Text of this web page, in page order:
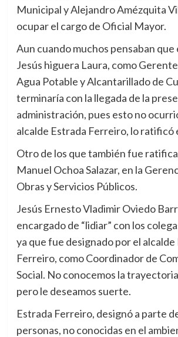
Municipal y Alejandro Amézquita
ocupar el cargo de Oficial Mayor.
Aun cuando muchos pensaban que
Jesús higuera Laura, como
Agua Potable y Alcantarillado de
terminaría con la llegada de la
administración, pues esto no
alcalde Estrada Ferreiro, lo ratificó
Otro de los que también fue
Manuel Ochoa Salazar, en la
Obras y Servicios Públicos.
Jesús Ernesto Vladimir Oviedo
encargado de “lidiar” con los
ya que fue designado por el alcalde
Ferreiro, como Coordinador de
Social. No conocemos la
pero le deseamos suerte.
Estrada Ferreiro, designó a parte
personas, no conocidas en el